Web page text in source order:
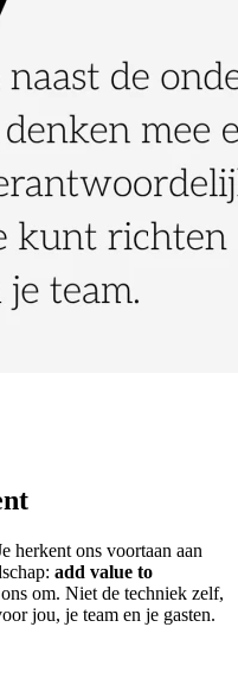
herkent ons voortaan aan
add value to
om. Niet de techniek zelf,
jou, je team en je gasten.